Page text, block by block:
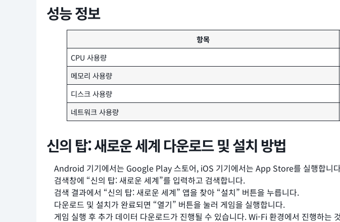
성능 정보
항목
CPU 사용량
메모리 사용량
디스크 사용량
네트워크 사용량
신의 탑: 새로운 세계 다운로드 및 설치 방법
Android 기기에서는 Google Play 스토어, iOS 기기에서는 App Store를 실행합니
검색창에 “신의 탑: 새로운 세계”를 입력하고 검색합니다.
검색 결과에서 “신의 탑: 새로운 세계” 앱을 찾아 “설치” 버튼을 누릅니다.
다운로드 및 설치가 완료되면 “열기” 버튼을 눌러 게임을 실행합니다.
게임 실행 후 추가 데이터 다운로드가 진행될 수 있습니다. Wi-Fi 환경에서 진행하는